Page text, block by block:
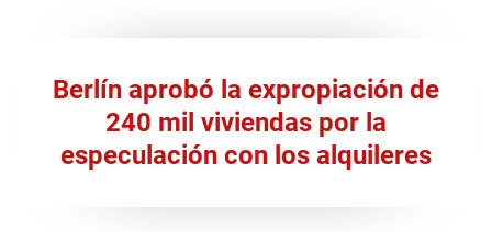
Berlín aprobó la expropiación de
240 mil viviendas por la
especulación con los alquileres